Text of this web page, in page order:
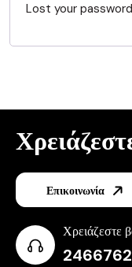
Lost your
Επικοινωνία
Χρειάζεστε